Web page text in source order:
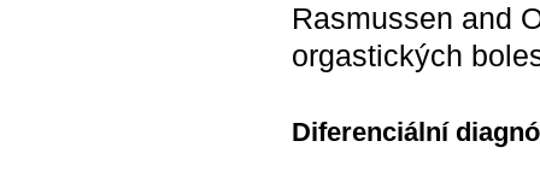
Rasmussen and
orgastických
Diferenciální